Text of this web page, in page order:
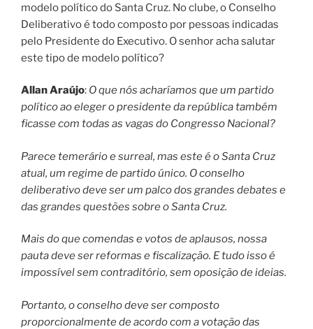
modelo político do Santa Cruz. No clube, o Conselho
Deliberativo é todo composto por pessoas indicadas
pelo Presidente do Executivo. O senhor acha salutar
este tipo de modelo político?
Allan Araújo: O que nós acharíamos que um partido
político ao eleger o presidente da república também
ficasse com todas as vagas do Congresso Nacional?
Parece temerário e surreal, mas este é o Santa Cruz
atual, um regime de partido único. O conselho
deliberativo deve ser um palco dos grandes debates e
das grandes questões sobre o Santa Cruz.
Mais do que comendas e votos de aplausos, nossa
pauta deve ser reformas e fiscalização. E tudo isso é
impossível sem contraditório, sem oposição de ideias.
Portanto, o conselho deve ser composto
proporcionalmente de acordo com a votação das